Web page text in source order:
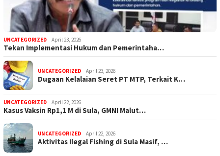
UNCATEGORIZED April 23, 2026
Tekan Implementasi Hukum dan Pemerintaha…
UNCATEGORIZED April 23, 2026
Dugaan Kelalaian Seret PT MTP, Terkait K…
UNCATEGORIZED April 22, 2026
Kasus Vaksin Rp1,1 M di Sula, GMNI Malut…
UNCATEGORIZED April 22, 2026
Aktivitas Ilegal Fishing di Sula Masif, …